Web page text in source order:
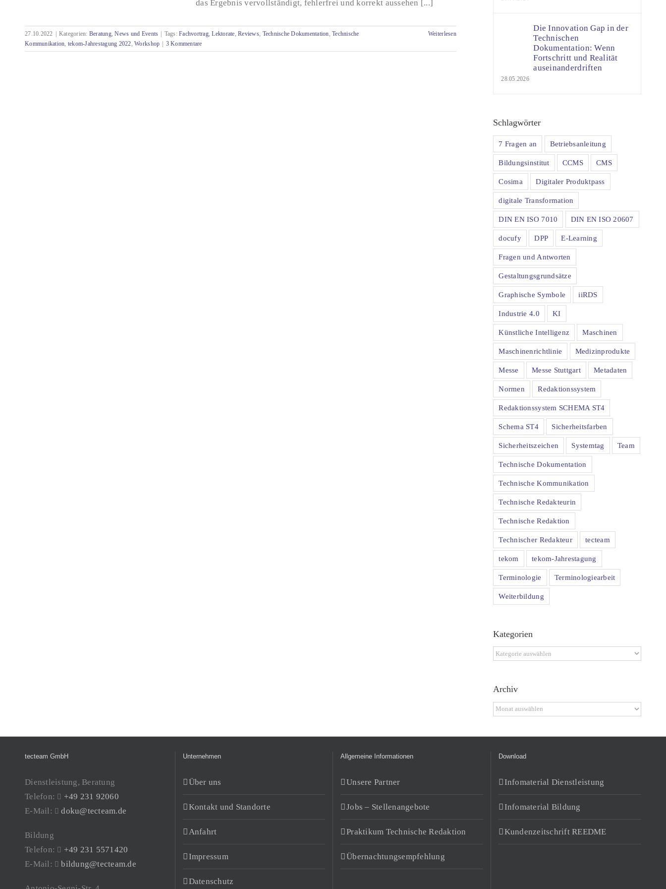
Kommunikation
das Ergebnis vervollständigt, fehlerfrei und korrekt aussehen [...]
27.10.2022 Kategorien: Beratung,News und Events Tags:Fachvortrag,Lektorate,Reviews, Technische Dokumentation,Technische
Kommunikation, tekom-Jahrestagung 2022,Workshop 3 Kommentare
Weiterlesen
Die Innovation Gap in der
Technischen
Dokumentation: Wenn
Fortschritt und Realität
auseinanderdriften
28.05.2026
Schlagwörter
7 Fragen an Betriebsanleitung
Bildungsinstitut CCMS CMS
Cosima Digitaler Produktpass
digitale Transformation
DIN EN ISO 7010 DIN EN ISO 20607
docufy DPP E-Learning
Fragen und Antworten
Gestaltungsgrundsätze
Graphische Symbole iiRDS
Industrie 4.0 KI
Künstliche Intelligenz Maschinen
Maschinenrichtlinie Medizinprodukte
Messe Messe Stuttgart Metadaten
Normen Redaktionssystem
Redaktionssystem SCHEMA ST4
Schema ST4 Sicherheitsfarben
Sicherheitszeichen Systemtag Team
Technische Dokumentation
Technische Kommunikation
Technische Redakteurin
Technische Redaktion
Technischer Redakteur tecteam
tekom tekom-Jahrestagung
Terminologie Terminologiearbeit
Weiterbildung
Kategorien
Kategorien
Archiv
Archiv
tecteam GmbH
Dienstleistung, Beratung
Telefon:
+49 231 92060
E-Mail:
doku@tecteam.de
Bildung
Telefon:
+49 231 5571420
E-Mail:
bildung@tecteam.de
Unternehmen
Über uns
Kontakt und Standorte
Anfahrt
Impressum
Datenschutz
Allgemeine Informationen
Unsere Partner
Jobs – Stellenangebote
Praktikum Technische Redaktion
Übernachtungsempfehlung
Download
Infomaterial Dienstleistung
Infomaterial Bildung
Kundenzeitschrift REEDME